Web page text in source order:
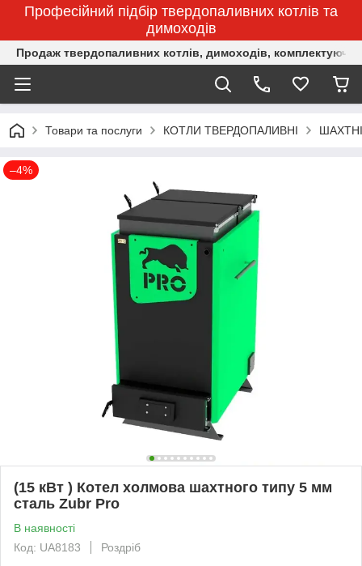
Професійний підбір твердопаливних котлів та
димоходів
Продаж твердопаливних котлів, димоходів,
Товари та послуги КОТЛИ ТВЕРДОПАЛИВНІ
–4%
(15 кВт ) Котел холмова шахтного типу 5 мм
сталь Zubr Pro
В наявності
Код: UA8183
Роздріб